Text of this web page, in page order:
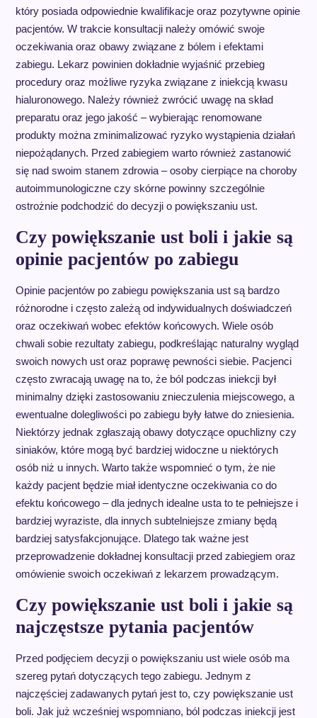
który posiada odpowiednie kwalifikacje oraz pozytywne opinie
pacjentów. W trakcie konsultacji należy omówić swoje
oczekiwania oraz obawy związane z bólem i efektami
zabiegu. Lekarz powinien dokładnie wyjaśnić przebieg
procedury oraz możliwe ryzyka związane z iniekcją kwasu
hialuronowego. Należy również zwrócić uwagę na skład
preparatu oraz jego jakość – wybierając renomowane
produkty można zminimalizować ryzyko wystąpienia działań
niepożądanych. Przed zabiegiem warto również zastanowić
się nad swoim stanem zdrowia – osoby cierpiące na choroby
autoimmunologiczne czy skórne powinny szczególnie
ostrożnie podchodzić do decyzji o powiększaniu ust.
Czy powiększanie ust boli i jakie są
opinie pacjentów po zabiegu
Opinie pacjentów po zabiegu powiększania ust są bardzo
różnorodne i często zależą od indywidualnych doświadczeń
oraz oczekiwań wobec efektów końcowych. Wiele osób
chwali sobie rezultaty zabiegu, podkreślając naturalny wygląd
swoich nowych ust oraz poprawę pewności siebie. Pacjenci
często zwracają uwagę na to, że ból podczas iniekcji był
minimalny dzięki zastosowaniu znieczulenia miejscowego, a
ewentualne dolegliwości po zabiegu były łatwe do zniesienia.
Niektórzy jednak zgłaszają obawy dotyczące opuchlizny czy
siniaków, które mogą być bardziej widoczne u niektórych
osób niż u innych. Warto także wspomnieć o tym, że nie
każdy pacjent będzie miał identyczne oczekiwania co do
efektu końcowego – dla jednych idealne usta to te pełniejsze i
bardziej wyraziste, dla innych subtelniejsze zmiany będą
bardziej satysfakcjonujące. Dlatego tak ważne jest
przeprowadzenie dokładnej konsultacji przed zabiegiem oraz
omówienie swoich oczekiwań z lekarzem prowadzącym.
Czy powiększanie ust boli i jakie są
najczęstsze pytania pacjentów
Przed podjęciem decyzji o powiększaniu ust wiele osób ma
szereg pytań dotyczących tego zabiegu. Jednym z
najczęściej zadawanych pytań jest to, czy powiększanie ust
boli. Jak już wcześniej wspomniano, ból podczas iniekcji jest